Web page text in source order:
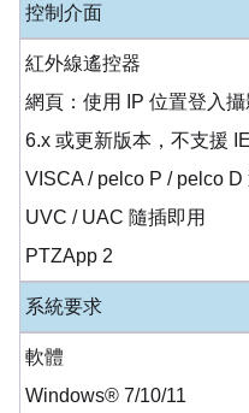
控制介面
紅外線遙控器
網頁：使用 IP 位置登入
6.x 或更新版本，不支援
VISCA / pelco P / pelco
UVC / UAC 隨插即用
PTZApp 2
系統要求
軟體
Windows® 7/10/11